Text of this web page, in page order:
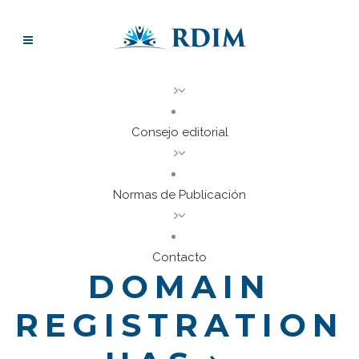
Consejo editorial
Normas de Publicación
Contacto
DOMAIN
REGISTRATION